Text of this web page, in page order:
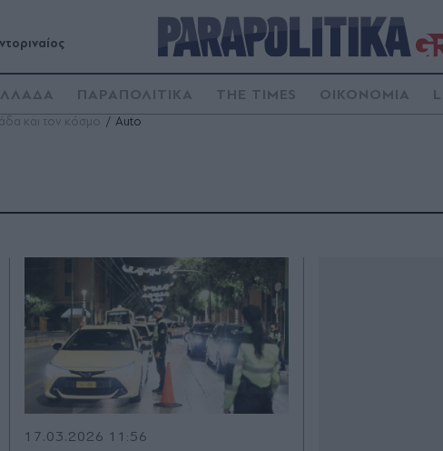
ΠΑΡΑΠΟΛΙΤΙΚΑ THE TIMES ΟΙΚΟΝΟΜΙΑ
και τον κόσμο Auto
17.03.2026 11:56